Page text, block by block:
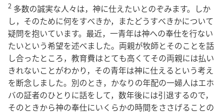
2 多数の誠実な人々は，神に仕えたいとのぞみます。しか
し，そのために何をすべきか，またどうすべきかについて
疑問を抱いています。最近，一青年は神への奉仕を行ない
たいという希望を述べました。両親が牧師とそのことを話
し合ったところ，教育費はとても高くてその両親には払い
きれないことがわかり，その青年は神に仕えるという考え
を断念しました。別のとき，かなりの年配の一婦人はエホ
バの証者のひとりに話をして，数年後には引退するので，
そのときから神の奉仕にいくらかの時間をささげることの